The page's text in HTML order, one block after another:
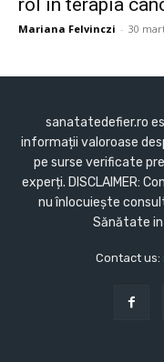
rol în terapia
Mariana Felvinczi - 30
sanatatedefier.ro
informații valoroase
pe surse verificate
experți. DISCLAIMER:
nu înlocuiește
Sănătate
Contact us: